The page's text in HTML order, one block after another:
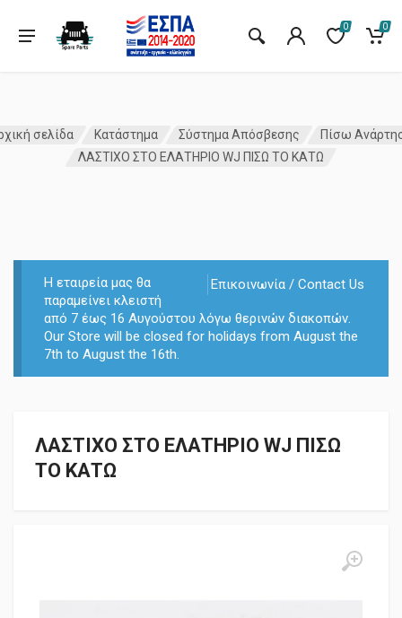
0 0
σελίδα Κατάστημα Σύστημα Απόσβεσης
Πίσω
ΛΑΣΤΙΧΟ ΣΤΟ ΕΛΑΤΗΡΙΟ WJ ΠΙΣΩ ΤΟ ΚΑΤΩ
Επικοινωνία / Contact Us
Η εταιρεία μας θα
παραμείνει κλειστή
από 7 έως 16 Αυγούστου λόγω θερινών διακοπών.
Our Store will be closed for holidays from August the
7th to August the 16th.
ΛΑΣΤΙΧΟ ΣΤΟ ΕΛΑΤΗΡΙΟ WJ ΠΙΣΩ
ΤΟ ΚΑΤΩ